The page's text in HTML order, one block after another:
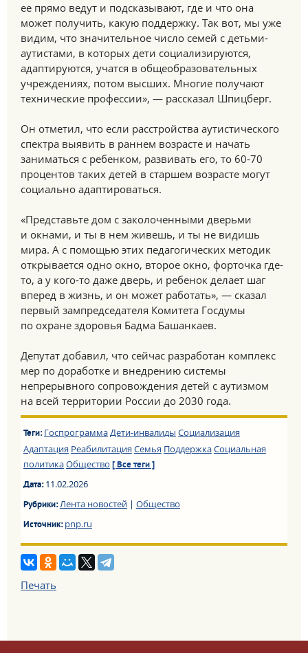
ее прямо ведут и подсказывают, где и что она
может получить, какую поддержку. Так вот, мы уже
видим, что значительное число семей с детьми-
аутистами, в которых дети социализируются,
адаптируются, учатся в общеобразовательных
учреждениях, потом высших. Многие получают
технические профессии», — рассказал Шпицберг.
Он отметил, что если расстройства аутистического
спектра выявить в раннем возрасте и начать
заниматься с ребенком, развивать его, то 60-70
процентов таких детей в старшем возрасте могут
социально адаптироваться.
«Представьте дом с заколоченными дверьми
и окнами, и ты в нем живешь, и ты не видишь
мира. А с помощью этих педагогических методик
открывается одно окно, второе окно, форточка где-
то, а у кого-то даже дверь, и ребенок делает шаг
вперед в жизнь, и он может работать», — сказал
первый зампредседателя Комитета Госдумы
по охране здоровья Бадма Башанкаев.
Депутат добавил, что сейчас разработан комплекс
мер по доработке и внедрению системы
непрерывного сопровождения детей с аутизмом
на всей территории России до 2030 года.
Теги: ГоспрограммаДети-инвалиды Социализация
Адаптация Реабилитация Семья ПоддержкаСоциальная
политикаОбщество [ Все теги ]
Дата:11.02.2026
Рубрики:Лента новостей| Общество
Источник:pnp.ru
Печать